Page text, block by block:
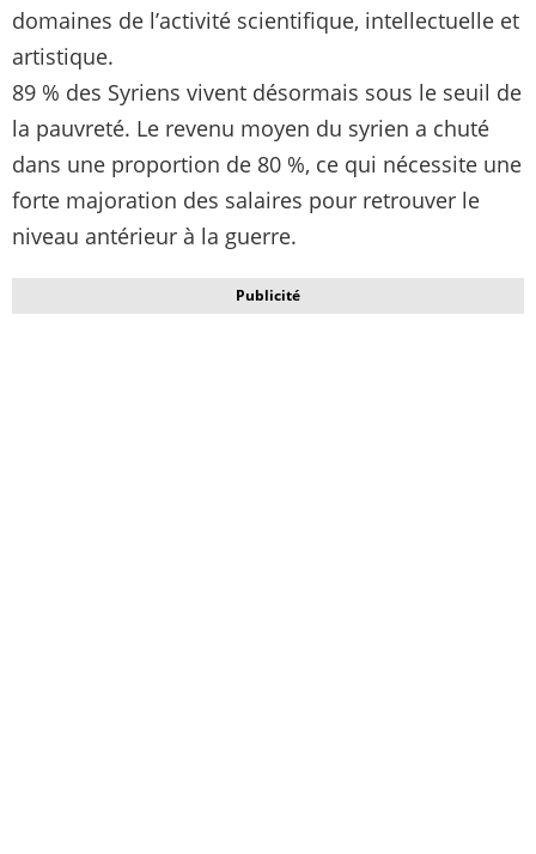
domaines de l’activité scientifique, intellectuelle et
artistique.
89 % des Syriens vivent désormais sous le seuil de
la pauvreté. Le revenu moyen du syrien a chuté
dans une proportion de 80 %, ce qui nécessite une
forte majoration des salaires pour retrouver le
niveau antérieur à la guerre.
Publicité